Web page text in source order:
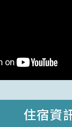
住宿資